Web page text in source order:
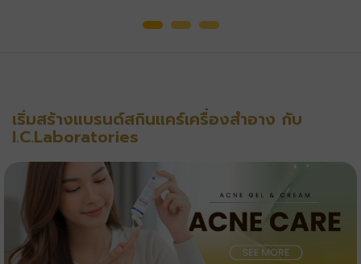
เริ่มสร้างแบรนด์สกินแคร์เครื่องสำอาง กับ
I.C.Laboratories